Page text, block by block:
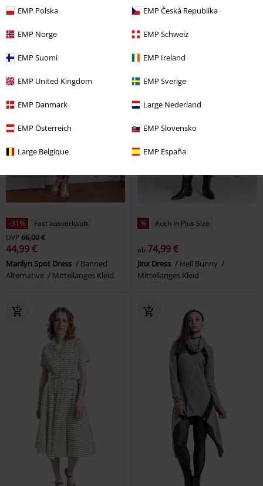
EMP Polska EMP Česká Republika
EMP Norge EMP Schweiz
EMP Suomi EMP Ireland
EMP United Kingdom EMP Sverige
EMP Danmark Large Nederland
EMP Österreich EMP Slovensko
Large Belgique EMP España
-31%
Fast ausverkauft
UVP66,00 €
44,99 €
Marilyn Spot Dress
Banned
Alternative
Mittellanges Kleid
% Auch in Plus Size
ab 74,99 €
Jinx Dress
Hell Bunny
Mittellanges Kleid